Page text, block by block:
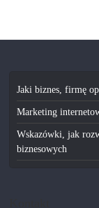
Jaki biznes, firmę
Marketing
Wskazówki, jak
biznesowych